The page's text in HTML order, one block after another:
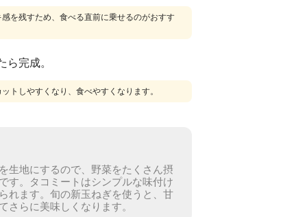
を残すため、食べる直前に乗せるのがおすす
完成。
トしやすくなり、食べやすくなります。
生地にするので、野菜をたくさん摂
す。 タコミートはシンプルな味付け
れます。 旬の新玉ねぎを使うと、甘
さらに美味しくなります。